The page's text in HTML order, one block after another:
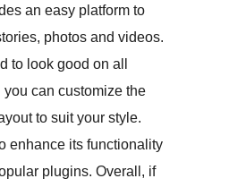
an easy platform to
photos and videos.
to look good on all
can customize the
to suit your style.
enhance its functionality
plugins. Overall, if